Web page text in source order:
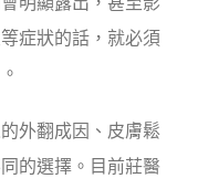
症狀的話，就必須
外翻成因、皮膚鬆
的選擇。目前莊醫